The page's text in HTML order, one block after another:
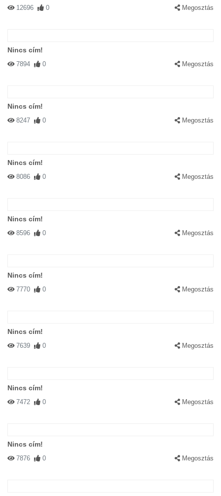
12696 0 Megosztás
Nincs cím!
7894 0 Megosztás
Nincs cím!
8247 0 Megosztás
Nincs cím!
8086 0 Megosztás
Nincs cím!
8596 0 Megosztás
Nincs cím!
7770 0 Megosztás
Nincs cím!
7639 0 Megosztás
Nincs cím!
7472 0 Megosztás
Nincs cím!
7876 0 Megosztás